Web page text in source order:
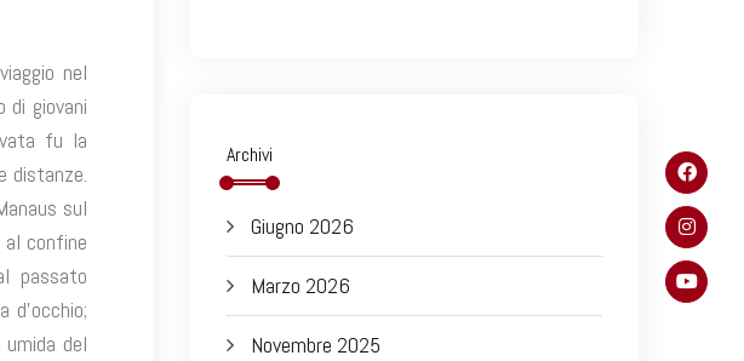
nel
di giovani
fu la
distanze.
sul
confine
passato
d’occhio;
del
Archivi
Giugno 2026
Marzo 2026
Novembre 2025